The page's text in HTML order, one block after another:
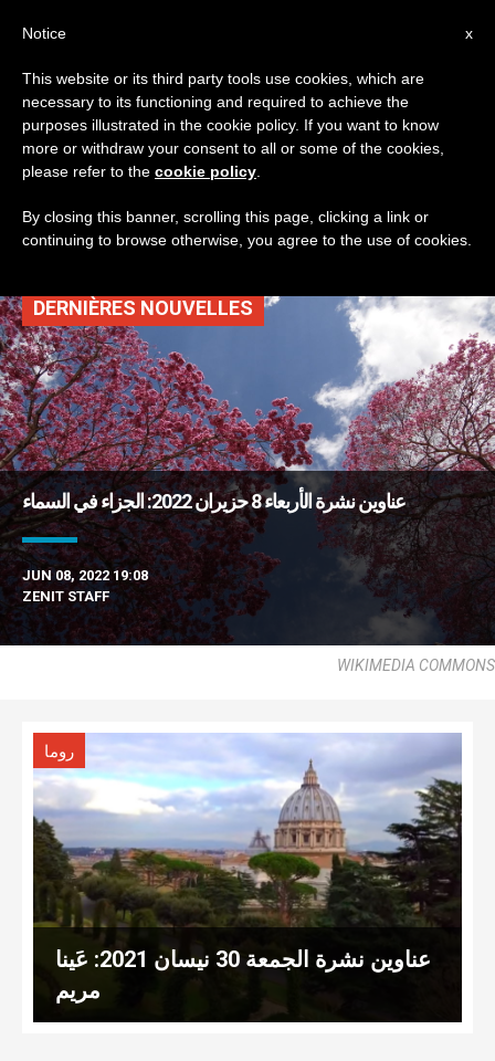
TAG
Posts Tagged ‘عمل
عنف’
DERNIÈRES NOUVELLES
عناوين نشرة الأربعاء 8 حزيران 2022: الجزاء في السماء
JUN 08, 2022 19:08
ZENIT STAFF
WIKIMEDIA COMMONS
روما
عناوين نشرة الجمعة 30 نيسان 2021: عَينا
مريم
x
Notice
This website or its third party tools use cookies, which are
necessary to its functioning and required to achieve the
purposes illustrated in the cookie policy. If you want to know
more or withdraw your consent to all or some of the cookies,
please refer to the cookie policy
By closing this banner, scrolling this page, clicking a link or
continuing to browse otherwise, you agree to the use of cookies.